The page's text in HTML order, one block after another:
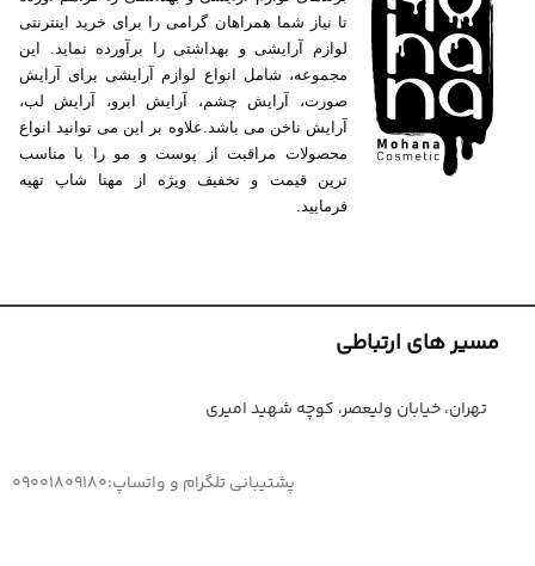
تا نیاز شما همراهان گرامی را برای خرید اینترنتی
لوازم آرایشی و بهداشتی را برآورده نماید. این
مجموعه، شامل انواع لوازم آرایشی برای آرایش
صورت، آرایش چشم، آرایش ابرو، آرایش لب،
آرایش ناخن می باشد.علاوه بر این می توانید انواع
محصولات مراقبت از پوست و مو را با مناسب
ترین قیمت و تخفیف ویژه از مهنا شاپ تهیه
فرمایید.
مسیر های ارتباطی
تهران، خیابان ولیعصر، کوچه شهید امیری
پشتیبانی تلگرام و واتساپ:09001809180